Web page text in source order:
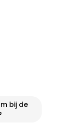
bij de